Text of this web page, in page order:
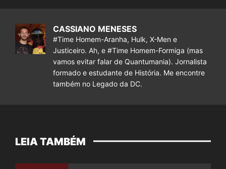
CASSIANO MENESES
#Time Homem-Aranha, Hulk, X-Men e
Justiceiro. Ah, e #Time Homem-Formiga (mas
vamos evitar falar de Quantumania). Jornalista
formado e estudante de História. Me encontre
também no Legado da DC.
LEIA TAMBÉM